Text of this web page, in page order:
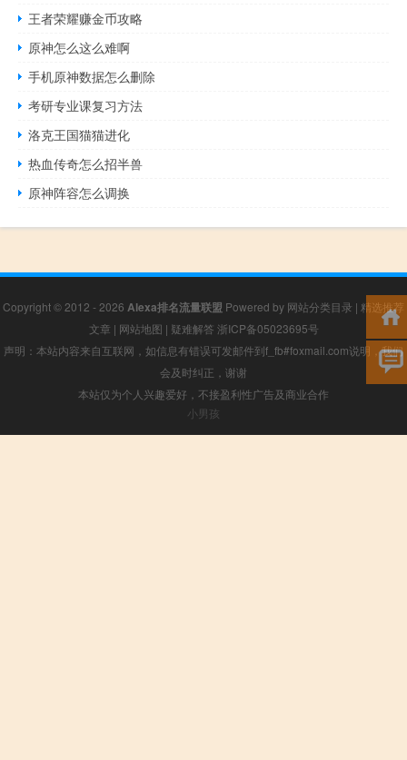
王者荣耀赚金币攻略
原神怎么这么难啊
手机原神数据怎么删除
考研专业课复习方法
洛克王国猫猫进化
热血传奇怎么招半兽
原神阵容怎么调换
Copyright © 2012 - 2026 Alexa排名流量联盟 Powered by 网站分类目录 | 精选推荐
文章 | 网站地图 | 疑难解答 浙ICP备05023695号
声明：本站内容来自互联网，如信息有错误可发邮件到f_fb#foxmail.com说明，我们
会及时纠正，谢谢
本站仅为个人兴趣爱好，不接盈利性广告及商业合作
小男孩